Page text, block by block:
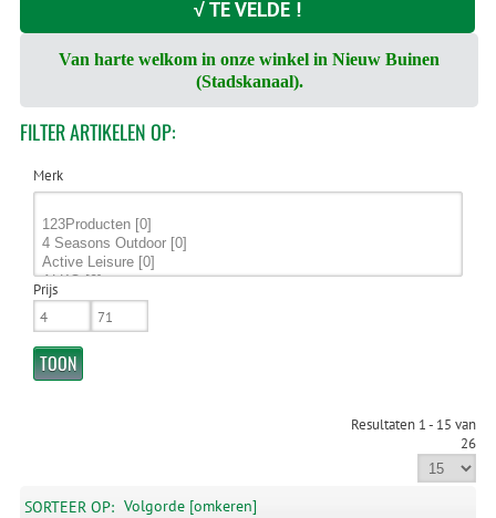
√ TE VELDE !
Van harte welkom in onze winkel in Nieuw Buinen
(Stadskanaal).
FILTERARTIKELEN OP:
Merk
Prijs
Resultaten 1 - 15 van
26
SORTEER OP: Volgorde [omkeren]